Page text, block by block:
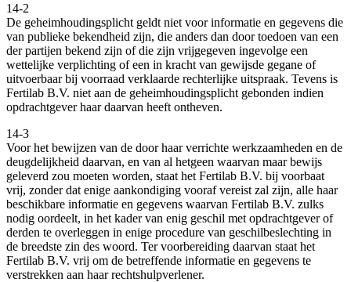
14-2
De geheimhoudingsplicht geldt niet voor informatie en gegevens die
van publieke bekendheid zijn, die anders dan door toedoen van een
der partijen bekend zijn of die zijn vrijgegeven ingevolge een
wettelijke verplichting of een in kracht van gewijsde gegane of
uitvoerbaar bij voorraad verklaarde rechterlijke uitspraak. Tevens is
Fertilab B.V. niet aan de geheimhoudingsplicht gebonden indien
opdrachtgever haar daarvan heeft ontheven.
14-3
Voor het bewijzen van de door haar verrichte werkzaamheden en de
deugdelijkheid daarvan, en van al hetgeen waarvan maar bewijs
geleverd zou moeten worden, staat het Fertilab B.V. bij voorbaat
vrij, zonder dat enige aankondiging vooraf vereist zal zijn, alle haar
beschikbare informatie en gegevens waarvan Fertilab B.V. zulks
nodig oordeelt, in het kader van enig geschil met opdrachtgever of
derden te overleggen in enige procedure van geschilbeslechting in
de breedste zin des woord. Ter voorbereiding daarvan staat het
Fertilab B.V. vrij om de betreffende informatie en gegevens te
verstrekken aan haar rechtshulpverlener.